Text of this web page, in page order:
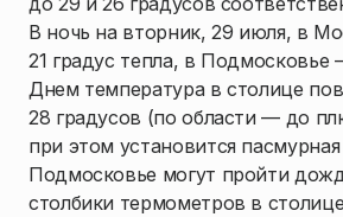
В ночь на вторник, 29 июля, в
21 градус тепла, в Подмосковье
Днем температура в столице
28 градусов (по области — до
при этом установится
Подмосковье могут пройти
столбики термометров в